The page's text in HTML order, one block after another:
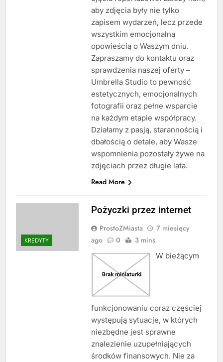
aby zdjęcia były nie tylko
zapisem wydarzeń, lecz przede
wszystkim emocjonalną
opowieścią o Waszym dniu.
Zapraszamy do kontaktu oraz
sprawdzenia naszej oferty –
Umbrella Studio to pewność
estetycznych, emocjonalnych
fotografii oraz pełne wsparcie
na każdym etapie współpracy.
Działamy z pasją, starannością i
dbałością o detale, aby Wasze
wspomnienia pozostały żywe na
zdjęciach przez długie lata.
Read More
KREDYTY
Pożyczki przez internet
ProstoZMiasta
7 miesięcy
ago
0 3 mins
W bieżącym
funkcjonowaniu coraz częściej
występują sytuacje, w których
niezbędne jest sprawne
znalezienie uzupełniających
środków finansowych. Nie za